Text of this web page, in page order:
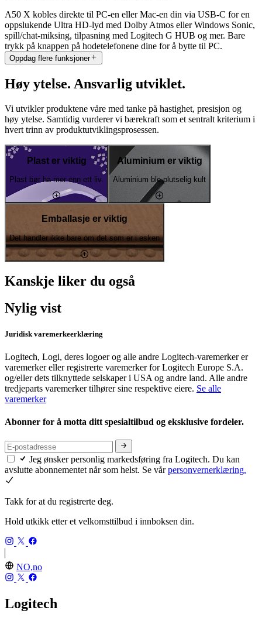
A50 X kobles direkte til PC-en eller Mac-en din via USB-C for en
oppslukende Ultra HD-lyd med Dolby Atmos eller Windows Sonic,
spill/chat-miksing, tilpasning med Logitech G HUB og mer. Bare
trykk på knappen på hodetelefonene dine for å bytte til PC.
Oppdag flere funksjoner
Høy ytelse. Ansvarlig utviklet.
Vi utvikler produktene våre med tanke på hastighet, presisjon og
høy ytelse. Samtidig vurderer vi bærekraft som et sentralt kriterium i
hvert trinn av produktutviklingsprosessen.
Plast er viktig
Plast bør ha mer enn ett liv.
Aluminium er viktig
Aluminium ble plutselig kult
Emballasje er viktig
Det handler ikke bare om det som er i esken
Kanskje liker du også
Nylig vist
Juridisk varemerkeerklæring
Logitech, Logi, deres logoer og alle andre Logitech-varemerker er
varemerker eller registrerte varemerker for Logitech Europe S.A.
og/eller dets tilknyttede selskaper i USA og andre land. Alle andre
tredjeparts varemerker tilhører sine respektive eiere. Se alle
varemerker
Abonner for å motta ditt spesialtilbud og eksklusive fordeler.
Jeg ønsker personlig markedsføring fra Logitech. Du kan
avslutte abonnementet når som helst. Se vårpersonvernerklæring.
Takk for at du registrerte deg.
Hold utkikk etter et velkomsttilbud i innboksen din.
NO,no
Logitech